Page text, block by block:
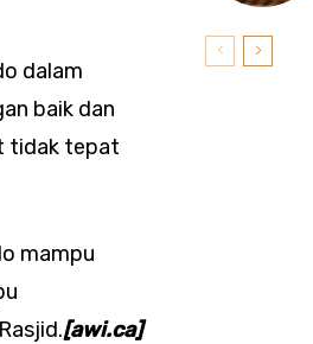
dalam
baik dan
tidak tepat
mampu
[awi.ca]